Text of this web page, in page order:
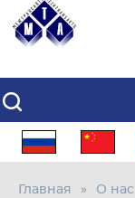
Главная О нас